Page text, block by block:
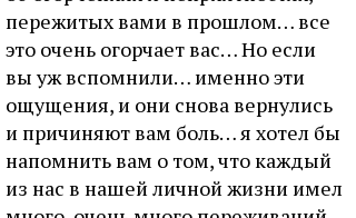
пережитых вами в прошлом… все
это очень огорчает вас… Но если
вы уж вспомнили… именно эти
ощущения, и они снова вернулись
и причиняют вам боль… я хотел бы
напомнить вам о том, что каждый
из нас в нашей личной жизни имел